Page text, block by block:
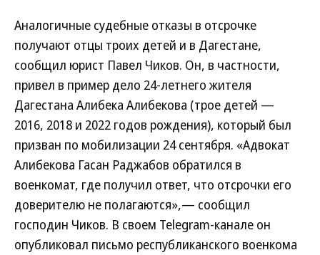
Аналогичные судебные отказы в отсрочке
получают отцы троих детей и в Дагестане,
сообщил юрист Павел Чиков. Он, в частности,
привел в пример дело 24-летнего жителя
Дагестана Алибека Алибекова (трое детей —
2016, 2018 и 2022 годов рождения), который был
призван по мобилизации 24 сентября. «Адвокат
Алибекова Гасан Раджабов обратился в
военкомат, где получил ответ, что отсрочки его
доверителю не полагаются»,— сообщил
господин Чиков. В своем Telegram-канале он
опубликовал письмо республиканского военкома